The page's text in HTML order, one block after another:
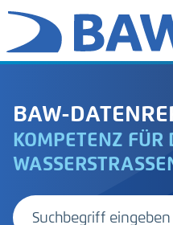
BAW-
KOMPETENZ FÜR